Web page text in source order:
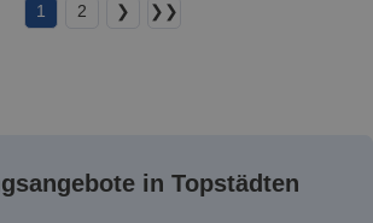
1 2 ❯ ❯❯
in Topstädten